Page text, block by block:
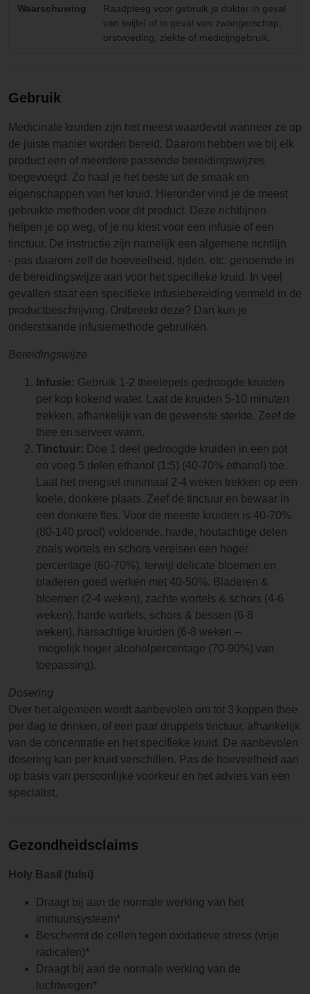
Waarschuwing
Raadpleeg voor gebruik je dokter in geval
van twijfel of in geval van zwangerschap,
orstvoeding, ziekte of medicijngebruik.
Gebruik
Medicinale kruiden zijn het meest waardevol wanneer ze op
de juiste manier worden bereid. Daarom hebben we bij elk
product een of meerdere passende bereidingswijzes
toegevoegd. Zo haal je het beste uit de smaak en
eigenschappen van het kruid. Hieronder vind je de meest
gebruikte methoden voor dit product. Deze richtlijnen
helpen je op weg, of je nu kiest voor een infusie of een
tinctuur. De instructie zijn namelijk een algemene richtlijn
- pas daarom zelf de hoeveelheid, tijden, etc. genoemde in
de bereidingswijze aan voor het specifieke kruid. In veel
gevallen staat een specifieke infusiebereiding vermeld in de
productbeschrijving. Ontbreekt deze? Dan kun je
onderstaande infusiemethode gebruiken.
Bereidingswijze
Infusie: Gebruik 1-2 theelepels gedroogde kruiden
per kop kokend water. Laat de kruiden 5-10 minuten
trekken, afhankelijk van de gewenste sterkte. Zeef de
thee en serveer warm.
Tinctuur: Doe 1 deel gedroogde kruiden in een pot
en voeg 5 delen ethanol (1:5) (40-70% ethanol) toe.
Laat het mengsel minimaal 2-4 weken trekken op een
koele, donkere plaats. Zeef de tinctuur en bewaar in
een donkere fles. Voor de meeste kruiden is 40-70%
(80-140 proof) voldoende, harde, houtachtige delen
zoals wortels en schors vereisen een hoger
percentage (60-70%), terwijl delicate bloemen en
bladeren goed werken met 40-50%. Bladeren &
bloemen (2-4 weken), zachte wortels & schors (4-6
weken), harde wortels, schors & bessen (6-8
weken), harsachtige kruiden (6-8 weken –
mogelijk hoger alcoholpercentage (70-90%) van
toepassing).
Dosering
Over het algemeen wordt aanbevolen om tot 3 koppen thee
per dag te drinken, of een paar druppels tinctuur, afhankelijk
van de concentratie en het specifieke kruid. De aanbevolen
dosering kan per kruid verschillen. Pas de hoeveelheid aan
op basis van persoonlijke voorkeur en het advies van een
specialist.
Gezondheidsclaims
Holy Basil (tulsi)
Draagt bij aan de normale werking van het
immuunsysteem*
Beschermt de cellen tegen oxidatieve stress (vrije
radicalen)*
Draagt bij aan de normale werking van de
luchtwegen*